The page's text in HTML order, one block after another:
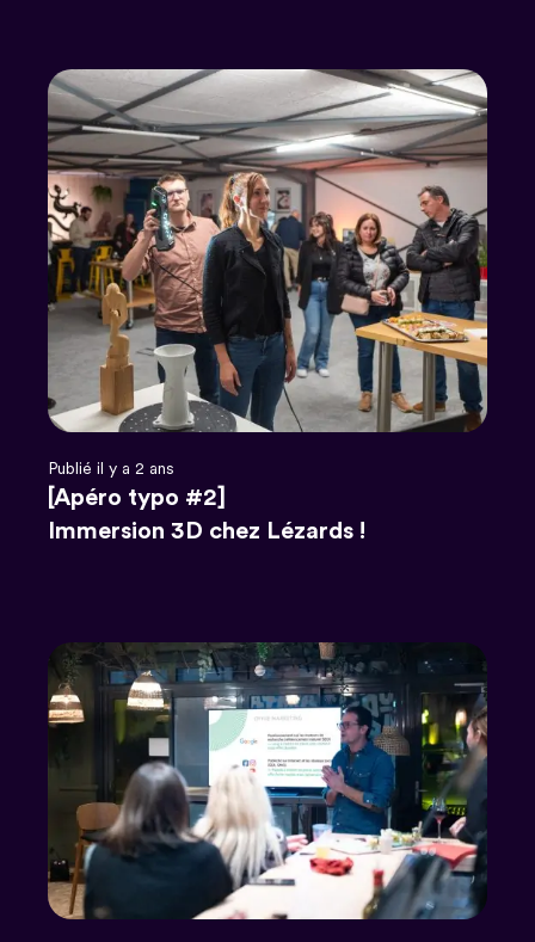
Publié il y a 2 ans
[Apéro typo #2]
Immersion 3D chez Lézards !